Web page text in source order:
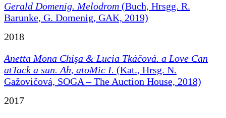
Gerald Domenig. Melodrom (Buch, Hrsgg. R.
Barunke, G. Domenig, GAK, 2019)
2018
Anetta Mona Chişa & Lucia Tkáčová. a Love Can
atTack a sun. Ah, atoMic I. (Kat., Hrsg. N.
Gažovičová, SOGA – The Auction House, 2018)
2017